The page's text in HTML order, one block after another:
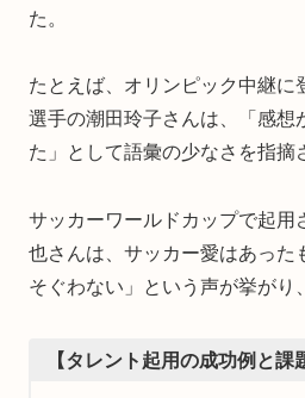
た。
たとえば、オリンピック中継に
選手の潮田玲子さんは、「感想
た」として語彙の少なさを指摘
サッカーワールドカップで起用
也さんは、サッカー愛はあった
そぐわない」という声が挙がり
【タレント起用の成功例と課